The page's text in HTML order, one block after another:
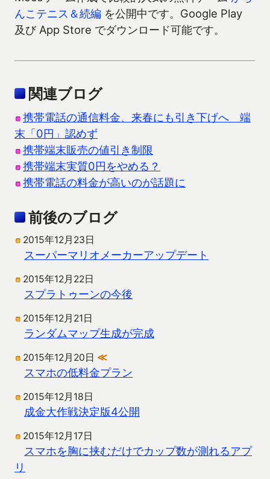
んこテニス＆続編 を公開中です。Google Play
及び App Store でダウンロード可能です。
関連ブログ
携帯電話の通信料金、来春にも引き下げへ 端
末「0円」認めず
携帯端末販売の値引き制限
携帯端末実質0円をやめる？
携帯電話の料金が高いのが話題に
前後のブログ
2015年12月23日
スーパーマリオメーカーアップデート
2015年12月22日
スプラトゥーンの今後
2015年12月21日
ランダムマップ生成が完成
2015年12月20日 ≪
スマホの低料金プラン
2015年12月18日
成金大作戦決定版4公開
2015年12月17日
スマホを胸に挟むだけでカップ数が測れるアプ
リ